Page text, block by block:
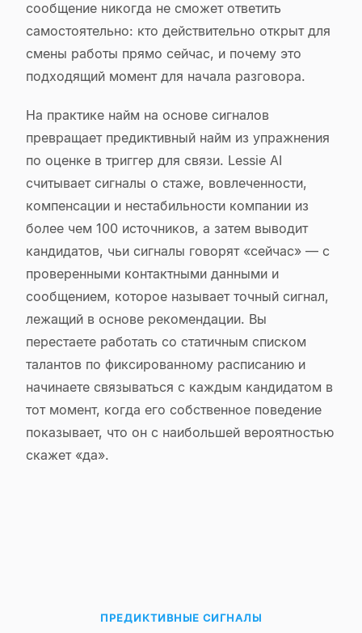
сообщение никогда не сможет ответить
самостоятельно: кто действительно открыт для
смены работы прямо сейчас, и почему это
подходящий момент для начала разговора.
На практике найм на основе сигналов
превращает предиктивный найм из упражнения
по оценке в триггер для связи. Lessie AI
считывает сигналы о стаже, вовлеченности,
компенсации и нестабильности компании из
более чем 100 источников, а затем выводит
кандидатов, чьи сигналы говорят «сейчас» — с
проверенными контактными данными и
сообщением, которое называет точный сигнал,
лежащий в основе рекомендации. Вы
перестаете работать со статичным списком
талантов по фиксированному расписанию и
начинаете связываться с каждым кандидатом в
тот момент, когда его собственное поведение
показывает, что он с наибольшей вероятностью
скажет «да».
ПРЕДИКТИВНЫЕ СИГНАЛЫ